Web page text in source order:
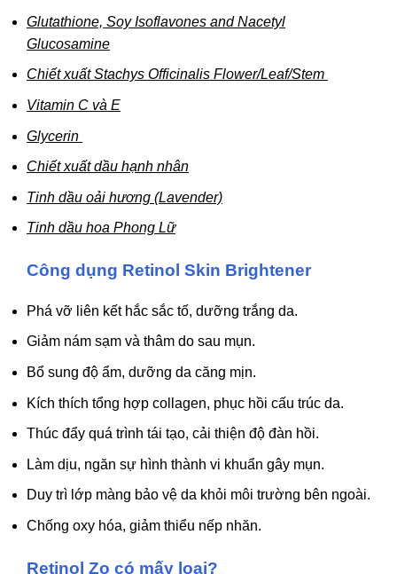
Glutathione, Soy Isoflavones and Nacetyl
Glucosamine
Chiết xuất Stachys Officinalis Flower/Leaf/Stem
Vitamin C và E
Glycerin
Chiết xuất dầu hạnh nhân
Tinh dầu oải hương (Lavender)
Tinh dầu hoa Phong Lữ
Công dụng Retinol Skin Brightener
Phá vỡ liên kết hắc sắc tố, dưỡng trắng da.
Giảm nám sạm và thâm do sau mụn.
Bổ sung độ ẩm, dưỡng da căng mịn.
Kích thích tổng hợp collagen, phục hồi cấu trúc da.
Thúc đẩy quá trình tái tạo, cải thiện độ đàn hồi.
Làm dịu, ngăn sự hình thành vi khuẩn gây mụn.
Duy trì lớp màng bảo vệ da khỏi môi trường bên ngoài.
Chống oxy hóa, giảm thiểu nếp nhăn.
Retinol Zo có mấy loại?